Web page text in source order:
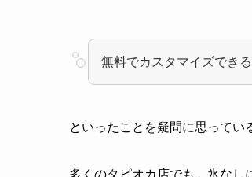
無料でカスタマイズできる
といったことを疑問に思ってい
多くのタピオカ店でも、氷なし